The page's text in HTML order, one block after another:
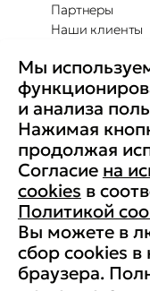
Партнеры
Наши клиенты
Повышение
Партнерство с
Преимущества
Комплексные
Контакты
Медиа
Вакансии
Реквизиты
Старая
© АНО ДПО
Мы
и анализа
Нажимая
продолжая
Согласие на
cookies в
Политикой
Вы можете в
сбор cookies в
браузера.